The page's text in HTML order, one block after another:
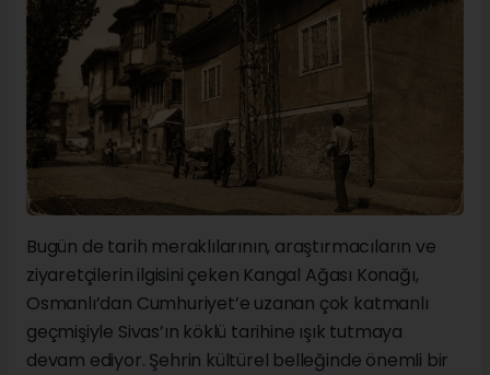
Bugün de tarih meraklılarının, araştırmacıların ve
ziyaretçilerin ilgisini çeken Kangal Ağası Konağı,
Osmanlı’dan Cumhuriyet’e uzanan çok katmanlı
geçmişiyle Sivas’ın köklü tarihine ışık tutmaya
devam ediyor. Şehrin kültürel belleğinde önemli bir